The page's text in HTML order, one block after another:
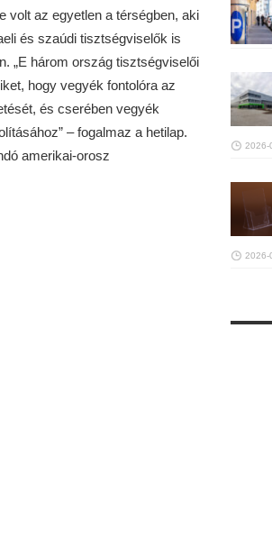
volt az egyetlen a térségben, aki
és szaúdi tisztségviselők is
„E három ország tisztségviselői
hogy vegyék fontolóra az
és cserében vegyék
– fogalmaz a hetilap.
amerikai-orosz
2026-
2026-